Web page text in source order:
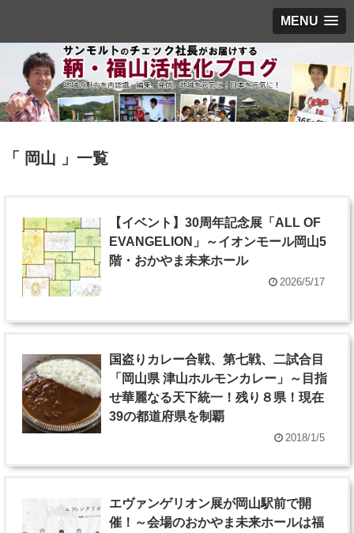
MENU
「 岡山 」一覧
【イベント】30周年記念展「ALL OF
EVANGELION」～イオンモール岡山5
階・おかやま未来ホール
2026/5/17
国盗りカレー合戦、第七戦、二試合目
「岡山県 津山ホルモンカレー」～目指
せ華麗なる天下統一！残り８県！現在
39の都道府県を制覇
2018/1/5
エヴァンゲリオン展が岡山駅前で開
催！～会場のおかやま未来ホールは福